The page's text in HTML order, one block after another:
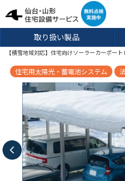
取り扱い製品
【積雪地域対応】住宅向けソーラーカーポート
住宅用太陽光・蓄電池システム